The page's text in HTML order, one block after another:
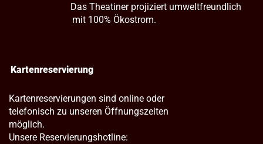
Das Theatiner projiziert umweltfreundlich
mit 100% Ökostrom.
Kartenreservierung
Kartenreservierungen sind online oder
telefonisch zu unseren Öffnungszeiten
möglich.
Unsere Reservierungshotline: